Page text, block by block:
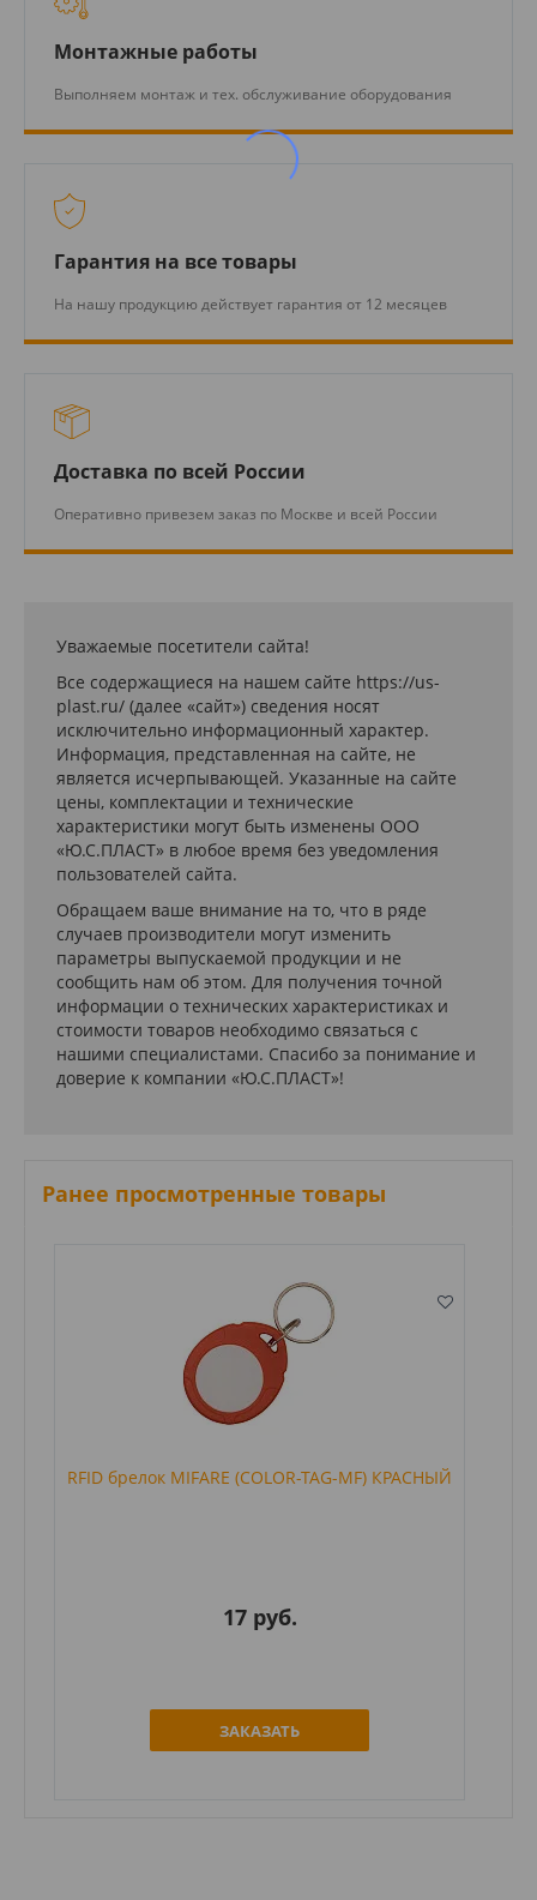
Монтажные работы
Выполняем монтаж и тех. обслуживание оборудования
Гарантия на все товары
На нашу продукцию действует гарантия от 12 месяцев
Доставка по всей России
Оперативно привезем заказ по Москве и всей России
Уважаемые посетители сайта!
Все содержащиеся на нашем сайте https://us-
plast.ru/ (далее «сайт») сведения носят
исключительно информационный характер.
Информация, представленная на сайте, не
является исчерпывающей. Указанные на сайте
цены, комплектации и технические
характеристики могут быть изменены ООО
«Ю.С.ПЛАСТ» в любое время без уведомления
пользователей сайта.
Обращаем ваше внимание на то, что в ряде
случаев производители могут изменить
параметры выпускаемой продукции и не
сообщить нам об этом. Для получения точной
информации о технических характеристиках и
стоимости товаров необходимо связаться с
нашими специалистами. Спасибо за понимание и
доверие к компании «Ю.С.ПЛАСТ»!
Ранее просмотренные товары
RFID брелок MIFARE (COLOR-TAG-MF) КРАСНЫЙ
17 руб.
ЗАКАЗАТЬ